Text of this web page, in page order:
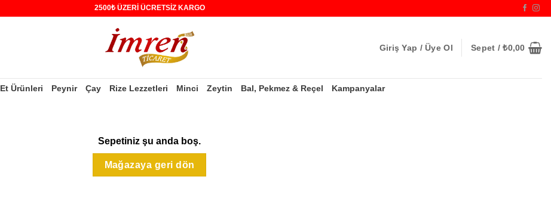
2500₺ ÜZERİ ÜCRETSİZ KARGO
Giriş Yap / Üye Ol Sepet /₺0,00
Et Ürünleri Peynir Çay Rize Lezzetleri Minci Zeytin Bal, Pekmez & Reçel Kampanyalar
Sepetiniz şu anda boş.
Mağazaya geri dön